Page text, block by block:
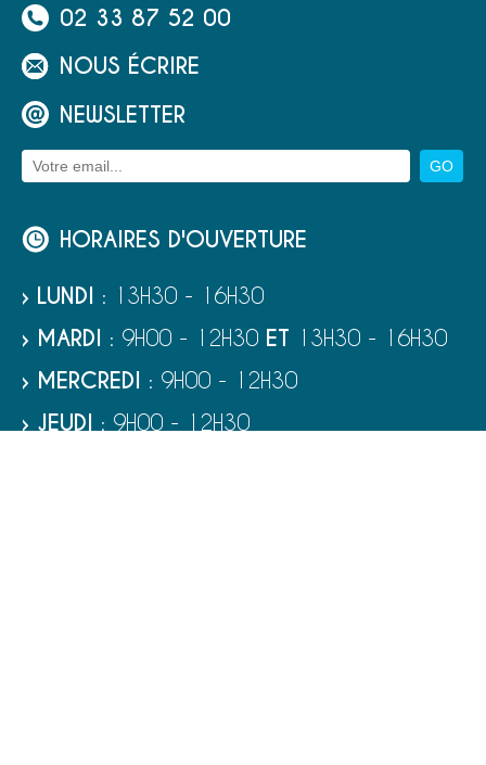
02 33 87 52 00
NOUS ÉCRIRE
NEWSLETTER
HORAIRES D'OUVERTURE
› LUNDI : 13H30 - 16H30
› MARDI : 9H00 - 12H30 ET 13H30 - 16H30
› MERCREDI : 9H00 - 12H30
› JEUDI : 9H00 - 12H30